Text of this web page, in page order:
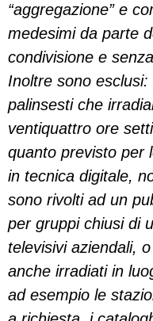
“aggregazione” e
medesimi da parte
condivisione e
Inoltre sono
palinsesti che
ventiquattro ore
quanto previsto per
in tecnica digitale,
sono rivolti ad un
per gruppi chiusi di
televisivi aziendali,
anche irradiati in
ad esempio le